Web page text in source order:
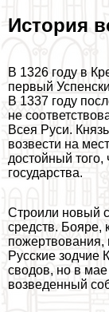
История
В 1326 году в
первый
В 1337 году
не
Всея Руси.
возвести на
достойный
государства.
Строили новый
средств. Бояре,
пожертвования,
Русские
сводов, но в
возведенный